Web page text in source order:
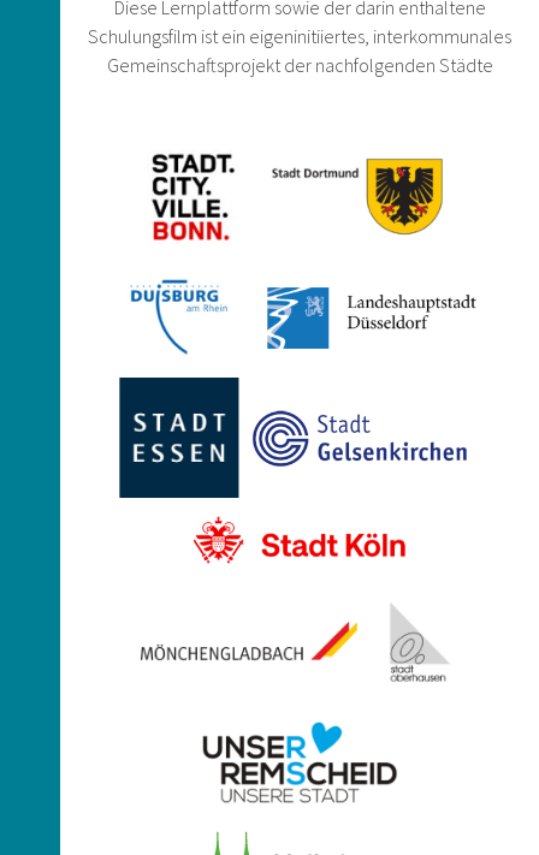
Diese Lernplattform sowie der darin enthaltene
Schulungsfilm ist ein eigeninitiiertes, interkommunales
Gemeinschaftsprojekt der nachfolgenden Städte